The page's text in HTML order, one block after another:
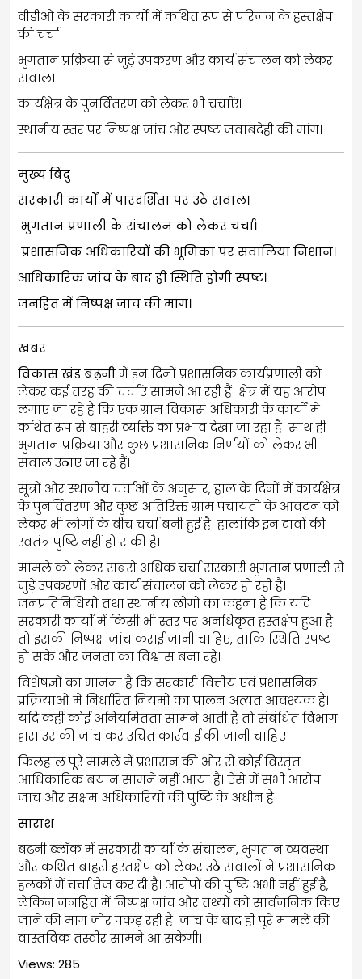
वीडीओ के सरकारी कार्यों में कथित रूप से परिजन के हस्तक्षेप
की चर्चा।
भुगतान प्रक्रिया से जुड़े उपकरण और कार्य संचालन को लेकर
सवाल।
कार्यक्षेत्र के पुनर्वितरण को लेकर भी चर्चाएं।
स्थानीय स्तर पर निष्पक्ष जांच और स्पष्ट जवाबदेही की मांग।
मुख्य बिंदु
सरकारी कार्यों में पारदर्शिता पर उठे सवाल।
भुगतान प्रणाली के संचालन को लेकर चर्चा।
प्रशासनिक अधिकारियों की भूमिका पर सवालिया निशान।
आधिकारिक जांच के बाद ही स्थिति होगी स्पष्ट।
जनहित में निष्पक्ष जांच की मांग।
खबर
विकास खंड बढ़नीमें इन दिनों प्रशासनिक कार्यप्रणाली को
लेकर कई तरह की चर्चाएं सामने आ रही हैं। क्षेत्र में यह आरोप
लगाए जा रहे हैं कि एक ग्राम विकास अधिकारी के कार्यों में
कथित रूप से बाहरी व्यक्ति का प्रभाव देखा जा रहा है। साथ ही
भुगतान प्रक्रिया और कुछ प्रशासनिक निर्णयों को लेकर भी
सवाल उठाए जा रहे हैं।
सूत्रों और स्थानीय चर्चाओं के अनुसार, हाल के दिनों में कार्यक्षेत्र
के पुनर्वितरण और कुछ अतिरिक्त ग्राम पंचायतों के आवंटन को
लेकर भी लोगों के बीच चर्चा बनी हुई है। हालांकि इन दावों की
स्वतंत्र पुष्टि नहीं हो सकी है।
मामले को लेकर सबसे अधिक चर्चा सरकारी भुगतान प्रणाली से
जुड़े उपकरणों और कार्य संचालन को लेकर हो रही है।
जनप्रतिनिधियों तथा स्थानीय लोगों का कहना है कि यदि
सरकारी कार्यों में किसी भी स्तर पर अनधिकृत हस्तक्षेप हुआ है
तो इसकी निष्पक्ष जांच कराई जानी चाहिए, ताकि स्थिति स्पष्ट
हो सके और जनता का विश्वास बना रहे।
विशेषज्ञों का मानना है कि सरकारी वित्तीय एवं प्रशासनिक
प्रक्रियाओं में निर्धारित नियमों का पालन अत्यंत आवश्यक है।
यदि कहीं कोई अनियमितता सामने आती है तो संबंधित विभाग
द्वारा उसकी जांच कर उचित कार्रवाई की जानी चाहिए।
फिलहाल पूरे मामले में प्रशासन की ओर से कोई विस्तृत
आधिकारिक बयान सामने नहीं आया है। ऐसे में सभी आरोप
जांच और सक्षम अधिकारियों की पुष्टि के अधीन हैं।
सारांश
बढ़नी ब्लॉक में सरकारी कार्यों के संचालन, भुगतान व्यवस्था
और कथित बाहरी हस्तक्षेप को लेकर उठे सवालों ने प्रशासनिक
हलकों में चर्चा तेज कर दी है। आरोपों की पुष्टि अभी नहीं हुई है,
लेकिन जनहित में निष्पक्ष जांच और तथ्यों को सार्वजनिक किए
जाने की मांग जोर पकड़ रही है। जांच के बाद ही पूरे मामले की
वास्तविक तस्वीर सामने आ सकेगी।
Views: 285